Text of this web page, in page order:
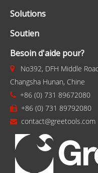
Solutions
Soutien
Besoin d'aide pour?
 No392, DFH Middle
Changsha Hunan, Chine
 +86 (0) 731 89672080
 +86 (0) 731 89792080
 contact@greetools.com